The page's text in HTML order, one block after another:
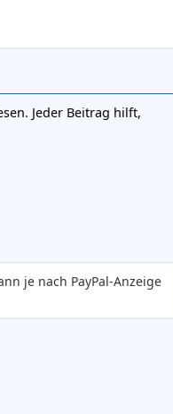
Jeder Beitrag hilft,
je nach PayPal-Anzeige